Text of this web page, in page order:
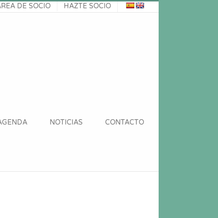
DE SOCIO HAZTE SOCIO
NOTICIAS CONTACTO